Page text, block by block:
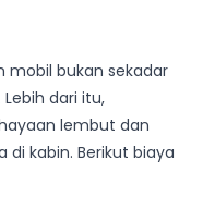
mobil bukan sekadar
dari itu,
lembut dan
kabin. Berikut biaya